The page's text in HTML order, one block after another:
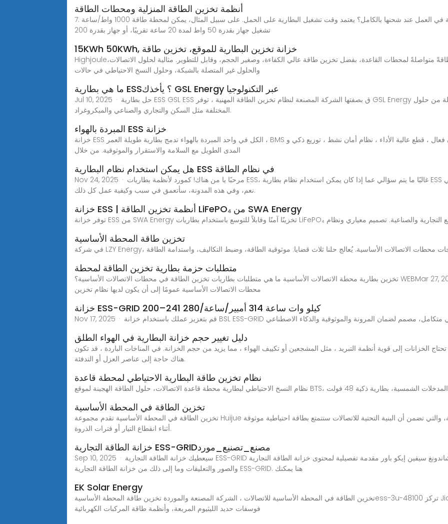
أنظمة تخزين الطاقة المنزلية ومحطات الطاقة
7. ما هي المدة التي تستمر فيها محطة الطاقة المحمولة في العمل عند شحنها بالكامل؟ يعتمد وقت تشغيل البطارية على الحمل. على سبيل المثال، يمكن لمحطة طاقة 1000 واط/ساعة
تشغيل جهاز بقدرة 50 واط لمدة 20 ساعة تقريبًا، أو جهاز بقدرة 200
15KWh 50KWh, خزانة تخزين البطارية للموقع، تخزين طاقة
Highjouleتضمن خزانة تخزين البطاريات من "سايت" طاقةً متواصلةً لمحطات القاعدة، بفضل تخزين طاقة عالي الكفاءة، وصغير الحجم، وقابل للتطوير. مثالية لحلول الاتصالات،
والحلول غير المتصلة بالشبكة، وحلول النسخ الاحتياطي في حالات
ما هي بطارية ESS؟ يأخذك GSL Energy عبر التكنولوجيا
Jul 10, 2025 · حل بطارية ESS GSL ESS ق بصفتها الشركة المصنعة لنظام تخزين الطاقة المهنية ، توفر GSL Energy مجموعة كاملة من حلول ESS التي تغطي سيناريوهات التطبيقات
المختلفة مثل السكن والتجاري والصناعي والميكروغراد.
‫ خزانة ESS المبردة بالهواء
خزانة ESS الكل في واحد المبردة بالهواء تدمج بطارية طويلة العمر ، BMS توازن فعال ، قطع عالية الأداء ، نظام أمان نشط ، توزيع ذكي و HVAC في خزانة واحدة ، تمكين التشغيل على
المدى الطويل مع السلامة والاستقرار والموثوقية. من خلال
هل يمكن استخدام نظام البطارية ESS في نظام الطاقة
Nov 24, 2025 · مرحبًا يا من هناك! كمورد لأنظمة بطاريات ESS، غالبًا ما يتم سؤالي عما إذا كان يمكن استخدام نظام بطارية ESS في نظام طاقة هجين. حسنًا، الإجابة المختصرة هي
نعم، وفي هذه المدونة، سأتعمق في سبب وكيفية عمل كل ذلك.
خزانة ESS | أنظمة تخزين الطاقة LiFePO₄ من SWA Energy
تخزين طاقة المحطة الأساسية
متطلبات حزمة بطارية تخزين الطاقة لمحطة
تخزين بطارية محطة الاتصالات الأساسية ما هي متطلبات بطاريات تخزين الطاقة في محطات الاتصالات الأساسية؟ WEBMar 27, 2024· من أجل ضمان موثوقية نظام الاتصالات، تحتاج
محطات الاتصالات الأساسية عمومًا إلى أن يكون لديها نظام تخزين
خزانة ESS-GRID 200–241 كيلو وات ساعة 314 أمبير/ساعة/280
دليل تغيير حجم خزانة البطارية في الهواء الطلق
الخزانات إلى قوية أنظمة التبريد ، مثل المشجعين أو تكييف الهواء ، مما يزيد من حجم الخزانة. في المناخات الباردة ، قد تكون
هناك حاجة إلى عناصر العزل أو التدفئة.
نظام تخزين طاقة البطارية الاحتياطي لمحطة قاعدة
تخزين الطاقة في المحطة الأساسية
تخزين الطاقة في المحطة الأساسية تقدم مجموعة Huijue منتجات تخزين طاقة المحطات الأساسية الاحترافية، والتي تضمن أن البنية التحتية للاتصالات ستتمتع بطاقة احتياطية موثوقة
أثناء انقطاع التيار أو فترات الذروة.
خزانة الطاقة التجارية ESS-GRIDمصنع_تصنيع_مورد
Sep 10, 2025 · سيعطيك خزانة الطاقة التجارية ESS-GRID شاندونغ سيفين إيكو باور مقدمة تفصيلية لمحتوى خزانة الطاقة التجارية ESS-GRID ، بما في ذلك الغرض والنموذج والنطاق
والصور والتعليقات وما إلى ذلك من خزانة الطاقة التجارية ESS-GRID. هنا يمكنك
EK Solar Energy
تخزين الطاقة في المحطة الأساسية للاتصالات ، الشركة المصنعة والموردة تخزين طاقة المحطة الأساسيةess-3u-48100 تركز Jiangxi Anchi على البحث والتطوير، وإنتاج بطاريات
فوسفات حديد الليثيوم المربعة، وأنظمة طاقة المركبات الكهربائية